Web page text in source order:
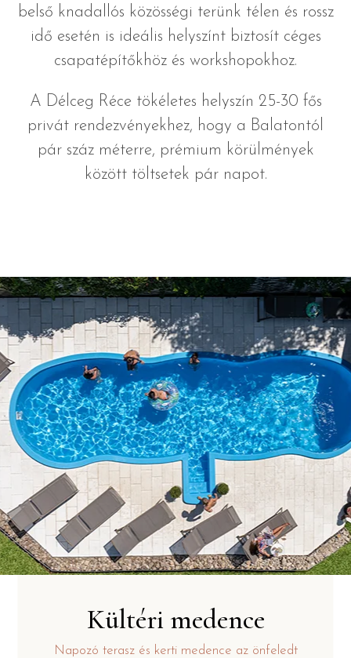
belső knadallós közösségi terünk télen és rossz
idő esetén is ideális helyszínt biztosít céges
csapatépítőkhöz és workshopokhoz.
A Délceg Réce tökéletes helyszín 25-30 fős
privát rendezvényekhez, hogy a Balatontól
pár száz méterre, prémium körülmények
között töltsetek pár napot.
Kültéri medence
Napozó terasz és kerti medence az önfeledt